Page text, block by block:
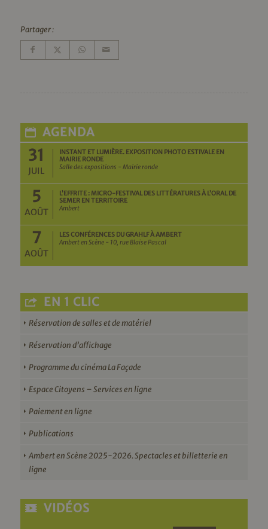
Partager :
AGENDA
31
JUIL
INSTANT ET LUMIÈRE. EXPOSITION PHOTO ESTIVALE EN
MAIRIE RONDE
Salle des expositions - Mairie ronde
5
AOÛT
L’EFFRITE : MICRO-FESTIVAL DES LITTÉRATURES À L’ORAL DE
SEMER EN TERRITOIRE
Ambert
7
AOÛT
LES CONFÉRENCES DU GRAHLF À AMBERT
Ambert en Scène - 10, rue Blaise Pascal
EN 1 CLIC
Réservation de salles et de matériel
Réservation d’affichage
Programme du cinéma La Façade
Espace Citoyens – Services en ligne
Paiement en ligne
Publications
Ambert en Scène 2025-2026. Spectacles et billetterie en
ligne
VIDÉOS